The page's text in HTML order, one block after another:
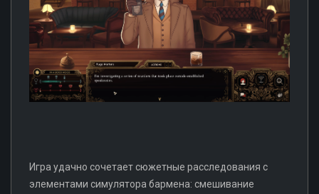
Игра удачно сочетает сюжетные расследования с
элементами симулятора бармена: смешивание